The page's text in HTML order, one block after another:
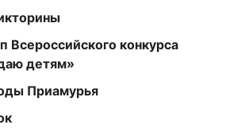
Всероссийского конкурса
детям»
Приамурья